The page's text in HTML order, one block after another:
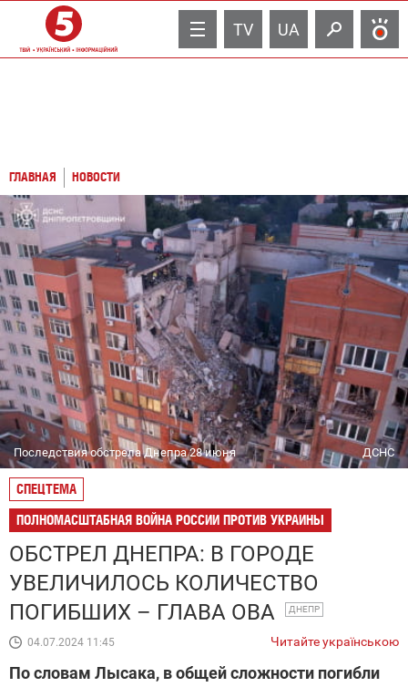
TV UA
ГЛАВНАЯ НОВОСТИ
Последствия обстрела Днепра 28 июня ДСНС
СПЕЦТЕМА
ПОЛНОМАСШТАБНАЯ ВОЙНА РОССИИ ПРОТИВ УКРАИНЫ
ОБСТРЕЛ ДНЕПРА: В ГОРОДЕ
УВЕЛИЧИЛОСЬ КОЛИЧЕСТВО
ПОГИБШИХ – ГЛАВА ОВА
ДНЕПР
04.07.2024 11:45 Читайте українською
По словам Лысака, в общей сложности погибли